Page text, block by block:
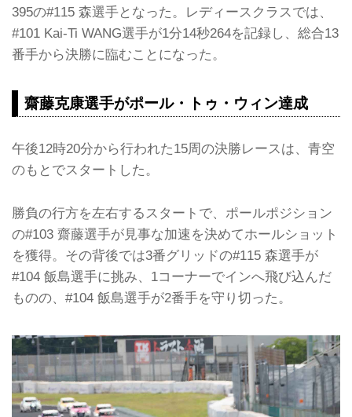
395の#115 森選手となった。レディースクラスでは、
#101 Kai-Ti WANG選手が1分14秒264を記録し、総合13
番手から決勝に臨むことになった。
齋藤克康選手がポール・トゥ・ウィン達成
午後12時20分から行われた15周の決勝レースは、青空
のもとでスタートした。
勝負の行方を左右するスタートで、ポールポジション
の#103 齋藤選手が見事な加速を決めてホールショット
を獲得。その背後では3番グリッドの#115 森選手が
#104 飯島選手に挑み、1コーナーでインへ飛び込んだ
ものの、#104 飯島選手が2番手を守り切った。